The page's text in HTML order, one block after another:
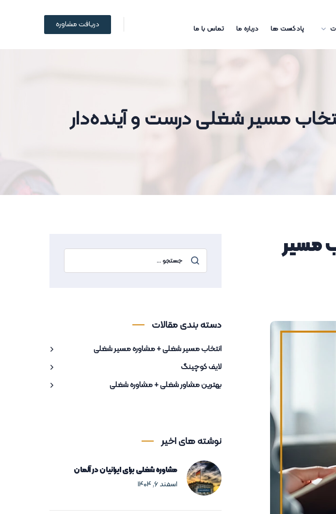
پادکست ها درباره ما تماس با ما دریافت مشاوره
مسیر شغلی درست و آینده‌دار
مسیر
دسته بندی مقالات
انتخاب مسیر شغلی + مشاوره مسیر شغلی
لایف کوچینگ
بهترین مشاور شغلی + مشاوره شغلی
نوشته های اخیر
مشاوره شغلی برای ایرانیان در آلمان
اسفند ۶, ۱۴۰۴